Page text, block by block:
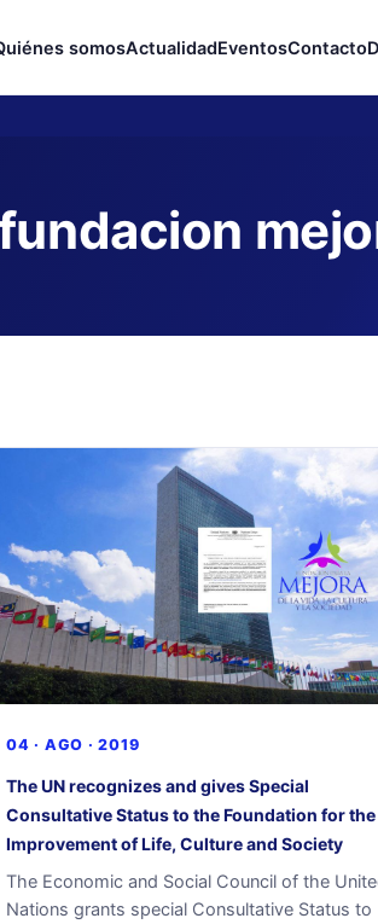
somosActualidadEventosContacto
04 · AGO · 2019
The UN recognizes and gives Special
Consultative Status to the Foundation for the
Improvement of Life, Culture and Society
The Economic and Social Council of the
Nations grants special Consultative Status to